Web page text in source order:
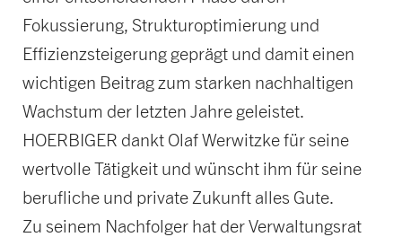
Fokussierung, Strukturoptimierung und
Effizienzsteigerung geprägt und damit einen
wichtigen Beitrag zum starken nachhaltigen
Wachstum der letzten Jahre geleistet.
HOERBIGER dankt Olaf Werwitzke für seine
wertvolle Tätigkeit und wünscht ihm für seine
berufliche und private Zukunft alles Gute.
Zu seinem Nachfolger hat der Verwaltungsrat